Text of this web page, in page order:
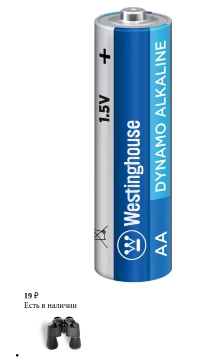
19 ₽
Есть в наличии